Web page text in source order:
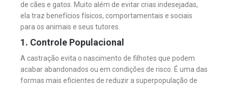
de cães e gatos. Muito além de evitar crias indesejadas,
ela traz benefícios físicos, comportamentais e sociais
para os animais e seus tutores.
1. Controle Populacional
A castração evita o nascimento de filhotes que podem
acabar abandonados ou em condições de risco. É uma das
formas mais eficientes de reduzir a superpopulação de